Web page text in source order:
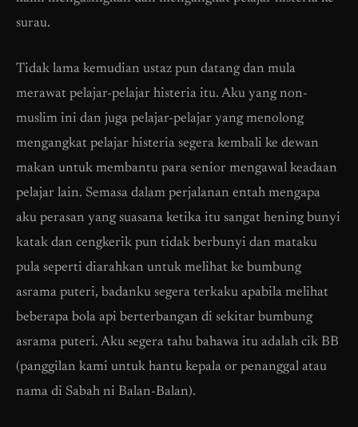
surau.
Tidak lama kemudian ustaz pun datang dan mula
merawat pelajar-pelajar histeria itu. Aku yang non-
muslim ini dan juga pelajar-pelajar yang menolong
mengangkat pelajar histeria segera kembali ke dewan
makan untuk membantu para senior mengawal keadaan
pelajar lain. Semasa dalam perjalanan entah mengapa
aku perasan yang suasana ketika itu sangat hening bunyi
katak dan cengkerik pun tidak berbunyi dan mataku
pula seperti diarahkan untuk melihat ke bumbung
asrama puteri, badanku segera terkaku apabila melihat
beberapa bola api berterbangan di sekitar bumbung
asrama puteri. Aku segera tahu bahawa itu adalah cik BB
(panggilan kami untuk hantu kepala or penanggal atau
nama di Sabah ni Balan-Balan).